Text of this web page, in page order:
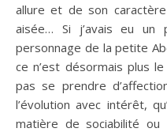
allure et de son
aisée… Si j’avais eu un
personnage de la petite
ce n’est désormais plus
pas se prendre
l’évolution avec intérêt,
matière de sociabilité